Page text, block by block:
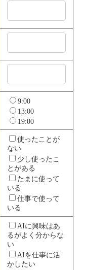
9:00
13:00
19:00
使ったことが
ない
少し使ったこ
とがある
たまに使って
いる
仕事で使って
いる
AIに興味はあ
るがよく分からな
い
AIを仕事に活
かしたい